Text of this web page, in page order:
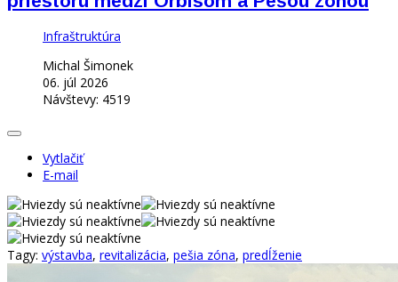
Infraštruktúra
Michal Šimonek
06. júl 2026
Návštevy: 4519
Vytlačiť
E-mail
Tagy: výstavba, revitalizácia, pešia zóna, predĺženie